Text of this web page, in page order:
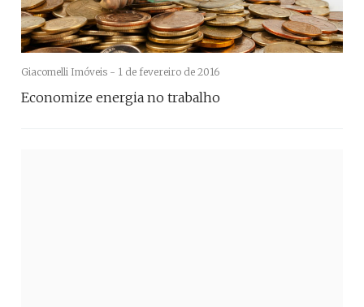
Giacomelli Imóveis - 1 de fevereiro de 2016
Economize energia no trabalho